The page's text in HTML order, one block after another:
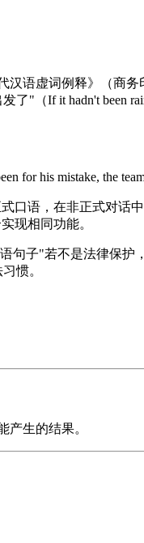
语虚词例释》（商务
（If it hadn't been
his mistake, the team
口语，在非正式对话
现相同功能。
句子"若不是法律保护
惯。
产生的结果。